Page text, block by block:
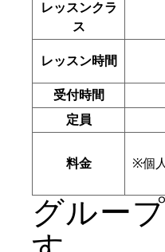
レッスンクラ
ス
レッスン時間
受付時間
定員
料金
※個
グルー